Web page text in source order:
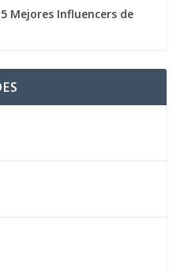
Mejores Influencers de